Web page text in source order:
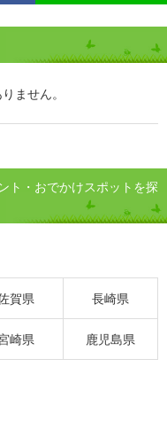
ません。
ト・おでかけスポットを探
賀県 長崎県
崎県 鹿児島県